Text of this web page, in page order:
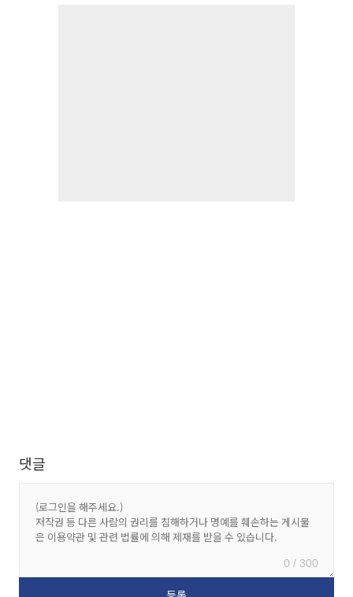
댓글
0 / 300